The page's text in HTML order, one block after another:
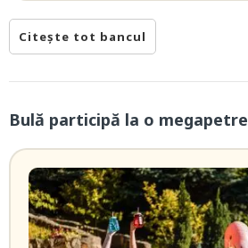
Citește tot bancul
Bulă participă la o